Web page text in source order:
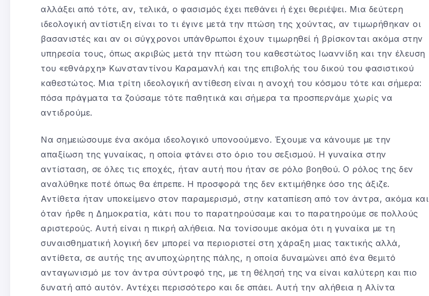
αλλάξει από τότε, αν, τελικά, ο φασισμός έχει πεθάνει ή έχει θεριέψει. Μια δεύτερη
ιδεολογική αντίστιξη είναι το τι έγινε μετά την πτώση της χούντας, αν τιμωρήθηκαν οι
βασανιστές και αν οι σύγχρονοι υπάνθρωποι έχουν τιμωρηθεί ή βρίσκονται ακόμα στην
υπηρεσία τους, όπως ακριβώς μετά την πτώση του καθεστώτος Ιωαννίδη και την έλευση
του «εθνάρχη» Κωνσταντίνου Καραμανλή και της επιβολής του δικού του φασιστικού
καθεστώτος. Μια τρίτη ιδεολογική αντίθεση είναι η ανοχή του κόσμου τότε και σήμερα:
πόσα πράγματα τα ζούσαμε τότε παθητικά και σήμερα τα προσπερνάμε χωρίς να
αντιδρούμε.
Να σημειώσουμε ένα ακόμα ιδεολογικό υπονοούμενο. Έχουμε να κάνουμε με την
απαξίωση της γυναίκας, η οποία φτάνει στο όριο του σεξισμού. Η γυναίκα στην
αντίσταση, σε όλες τις εποχές, ήταν αυτή που ήταν σε ρόλο βοηθού. Ο ρόλος της δεν
αναλύθηκε ποτέ όπως θα έπρεπε. Η προσφορά της δεν εκτιμήθηκε όσο της άξιζε.
Αντίθετα ήταν υποκείμενο στον παραμερισμό, στην καταπίεση από τον άντρα, ακόμα και
όταν ήρθε η Δημοκρατία, κάτι που το παρατηρούσαμε και το παρατηρούμε σε πολλούς
αριστερούς. Αυτή είναι η πικρή αλήθεια. Να τονίσουμε ακόμα ότι η γυναίκα με τη
συναισθηματική λογική δεν μπορεί να περιοριστεί στη χάραξη μιας τακτικής αλλά,
αντίθετα, σε αυτής της ανυποχώρητης πάλης, η οποία δυναμώνει από ένα θεμιτό
ανταγωνισμό με τον άντρα σύντροφό της, με τη θέλησή της να είναι καλύτερη και πιο
δυνατή από αυτόν. Αντέχει περισσότερο και δε σπάει. Αυτή την αλήθεια η Αλίντα